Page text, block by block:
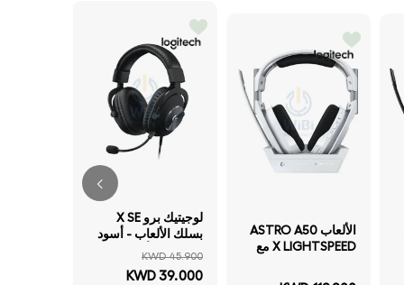
الألعاب ASTRO A50
X LIGHTSPEED مع
لوجيتيك برو X SE
بسلك الألعاب - أسود
سماعة الرأس
KWD 45.900
KWD 39.000